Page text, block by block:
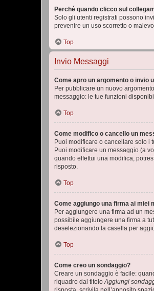
Perché quando clicco sul
Solo gli utenti registrati possono
prevenire un uso scorretto o
Top
Invio Messaggi
Come apro un argomento o invio
Per pubblicare un nuovo
messaggio: le tue funzioni
Top
Come modifico o cancello un
Puoi modificare o cancellare solo i
Puoi modificare un messaggio (a
quando effettui una modifica,
risposto.
Top
Come aggiungo una firma ai miei
Per aggiungere una firma ad un
possibile aggiungere una firma a
deselezionando la casella per
Top
Come creo un sondaggio?
Creare un sondaggio è facile:
riquadro dal titoloAggiungi